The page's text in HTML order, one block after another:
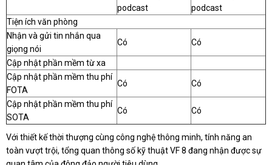
podcast
podcast
Tiện ích văn phòng
Nhận và gửi tin nhắn qua
giọng nói
Có Có
Cập nhật phần mềm từ xa
Cập nhật phần mềm thu phí
FOTA
Có Có
Cập nhật phần mềm thu phí
SOTA
Có Có
Với thiết kế thời thượng cùng công nghệ thông minh, tính năng an
toàn vượt trội, tổng quan thông số kỹ thuật VF 8 đang nhận được sự